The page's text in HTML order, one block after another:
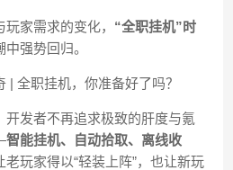
家需求的变化， “全职挂机”时
强势回归。
开发者不再追求极致的肝度与氪
智能挂机、自动拾取、离线收
老玩家得以“轻装上阵”，也让新玩